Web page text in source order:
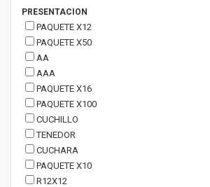
PRESENTACION
PAQUETE X12
PAQUETE X50
AA
AAA
PAQUETE X16
PAQUETE X100
CUCHILLO
TENEDOR
CUCHARA
PAQUETE X10
R12X12